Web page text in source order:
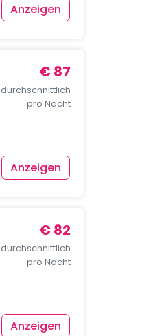
Anzeigen
€ 87
durchschnittlich
pro Nacht
Anzeigen
€ 82
durchschnittlich
pro Nacht
Anzeigen